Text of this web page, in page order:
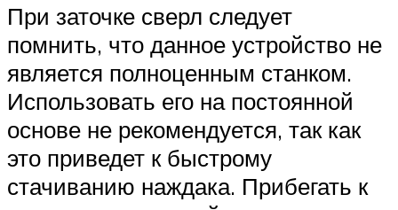
При заточке сверл следует
помнить, что данное устройство не
является полноценным станком.
Использовать его на постоянной
основе не рекомендуется, так как
это приведет к быстрому
стачиванию наждака. Прибегать к